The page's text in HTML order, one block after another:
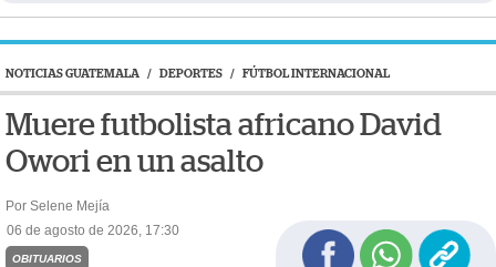
NOTICIAS GUATEMALA / DEPORTES / FÚTBOL INTERNACIONAL
Muere futbolista africano David
Owori en un asalto
Por Selene Mejía
06 de agosto de 2026, 17:30
OBITUARIOS